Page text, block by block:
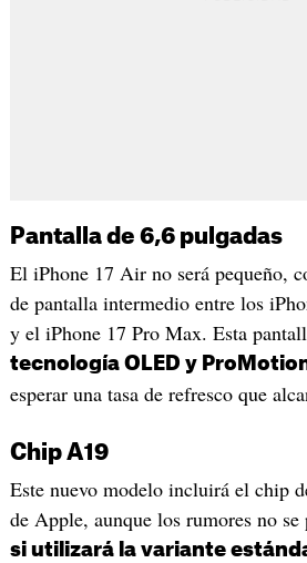
Pantalla de 6,6 pulgadas
El iPhone 17 Air no será pequeño,
de pantalla intermedio entre los
y el iPhone 17 Pro Max. Esta
tecnología OLED y
esperar una tasa de refresco que
Chip A19
Este nuevo modelo incluirá el chip
de Apple, aunque los rumores no se
si utilizará la variante